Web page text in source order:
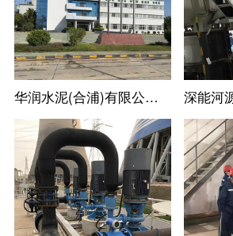
华润水泥(合浦)有限公司尾库浮动式取水泵站立式长轴泵